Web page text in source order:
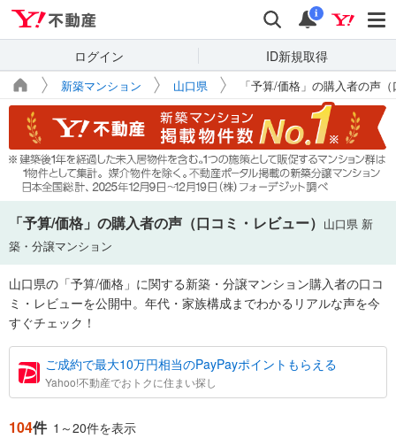
検索 通知
i
ログイン ID新規取得
新築マンション 山口県 「予算/価格」の購入者の声
「予算/価格」の購入者の声（口コミ・レビュー） 山口県 新
築・分譲マンション
山口県の「予算/価格」に関する新築・分譲マンション購入者の口コ
ミ・レビューを公開中。年代・家族構成までわかるリアルな声を今
すぐチェック！
ご成約で最大10万円相当のPayPayポイントもらえる
Yahoo!不動産でおトクに住まい探し
104件 1～20件を表示